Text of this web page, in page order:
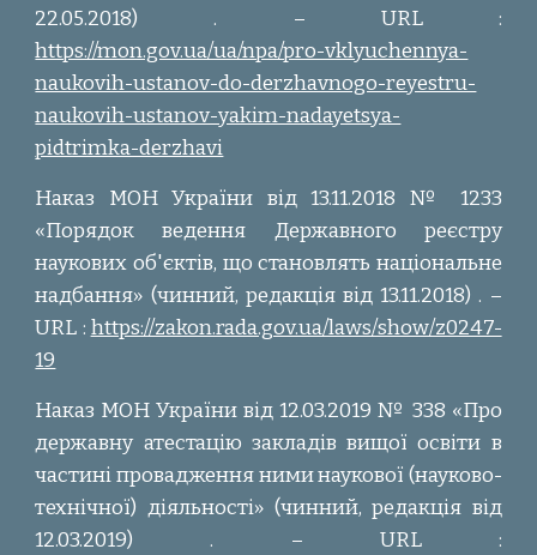
22.05.2018) . – URL :
https://mon.gov.ua/ua/npa/pro-vklyuchennya-
naukovih-ustanov-do-derzhavnogo-reyestru-
naukovih-ustanov-yakim-nadayetsya-
pidtrimka-derzhavi
Наказ МОН України від 13.11.2018 № 1233
«Порядок ведення Державного реєстру
наукових об'єктів, що становлять національне
надбання» (чинний, редакція від 13.11.2018) . –
URL : https://zakon.rada.gov.ua/laws/show/z0247-
19
Наказ МОН України від 12.03.2019 № 338 «Про
державну атестацію закладів вищої освіти в
частині провадження ними наукової (науково-
технічної) діяльності» (чинний, редакція від
12.03.2019) . – URL :